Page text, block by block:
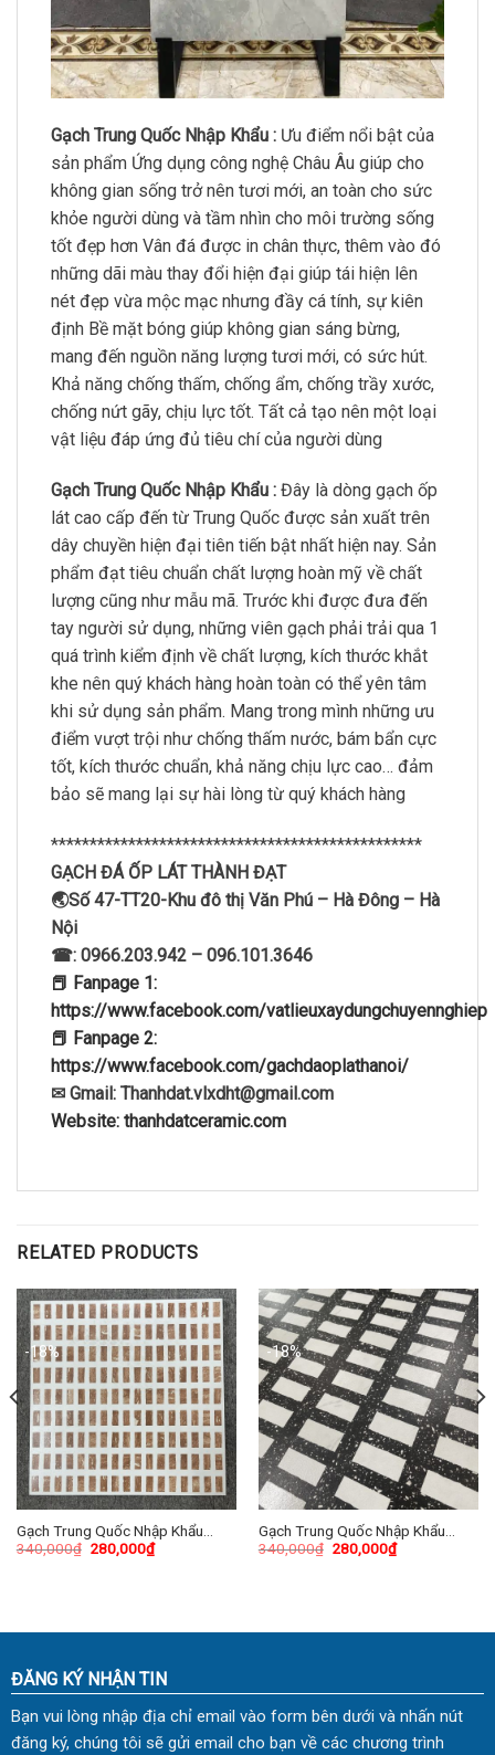
Gạch Trung Quốc Nhập Khẩu : Ưu điểm nổi bật của
sản phẩm Ứng dụng công nghệ Châu Âu giúp cho
không gian sống trở nên tươi mới, an toàn cho sức
khỏe người dùng và tầm nhìn cho môi trường sống
tốt đẹp hơn Vân đá được in chân thực, thêm vào đó
những dãi màu thay đổi hiện đại giúp tái hiện lên
nét đẹp vừa mộc mạc nhưng đầy cá tính, sự kiên
định Bề mặt bóng giúp không gian sáng bừng,
mang đến nguồn năng lượng tươi mới, có sức hút.
Khả năng chống thấm, chống ẩm, chống trầy xước,
chống nứt gãy, chịu lực tốt. Tất cả tạo nên một loại
vật liệu đáp ứng đủ tiêu chí của người dùng
Gạch Trung Quốc Nhập Khẩu : Đây là dòng gạch ốp
lát cao cấp đến từ Trung Quốc được sản xuất trên
dây chuyền hiện đại tiên tiến bật nhất hiện nay. Sản
phẩm đạt tiêu chuẩn chất lượng hoàn mỹ về chất
lượng cũng như mẫu mã. Trước khi được đưa đến
tay người sử dụng, những viên gạch phải trải qua 1
quá trình kiểm định về chất lượng, kích thước khắt
khe nên quý khách hàng hoàn toàn có thể yên tâm
khi sử dụng sản phẩm. Mang trong mình những ưu
điểm vượt trội như chống thấm nước, bám bẩn cực
tốt, kích thước chuẩn, khả năng chịu lực cao… đảm
bảo sẽ mang lại sự hài lòng từ quý khách hàng
************************************************
GẠCH ĐÁ ỐP LÁT THÀNH ĐẠT
🌏Số 47-TT20-Khu đô thị Văn Phú – Hà Đông – Hà
Nội
☎: 0966.203.942 – 096.101.3646
📕 Fanpage 1:
https://www.facebook.com/vatlieuxaydungchuyennghiep
📕 Fanpage 2:
https://www.facebook.com/gachdaoplathanoi/
✉ Gmail: Thanhdat.vlxdht@gmail.com
Website: thanhdatceramic.com
RELATED PRODUCTS
-18%
Gạch Trung Quốc Nhập Khẩu
60×60 (cm) TDTQ-HN07
340,000₫ 280,000₫
-18%
Gạch Trung Quốc Nhập Khẩu
60×60 (cm) TDTQ-HN12
340,000₫ 280,000₫
ĐĂNG KÝ NHẬN TIN
Bạn vui lòng nhập địa chỉ email vào form bên dưới và nhấn nút
đăng ký, chúng tôi sẽ gửi email cho bạn về các chương trình